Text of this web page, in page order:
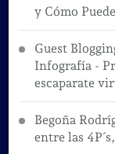
y Cómo
Guest
Infografía -
escaparate
Begoña
entre las